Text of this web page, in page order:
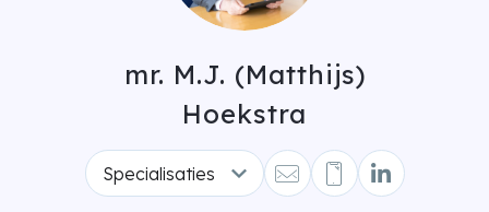
mr. M.J. (Matthijs)
Hoekstra
Specialisaties